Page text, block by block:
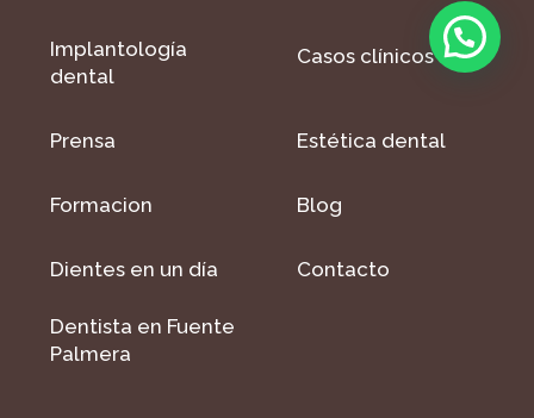
Implantología
dental
Casos clínicos
Prensa Estética dental
Formacion Blog
Dientes en un día Contacto
Dentista en Fuente
Palmera